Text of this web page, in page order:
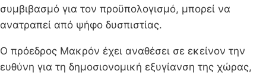
συμβιβασμό για τον προϋπολογισμό, μπορεί να
ανατραπεί από ψήφο δυσπιστίας.
Ο πρόεδρος Μακρόν έχει αναθέσει σε εκείνον την
ευθύνη για τη δημοσιονομική εξυγίανση της χώρας,